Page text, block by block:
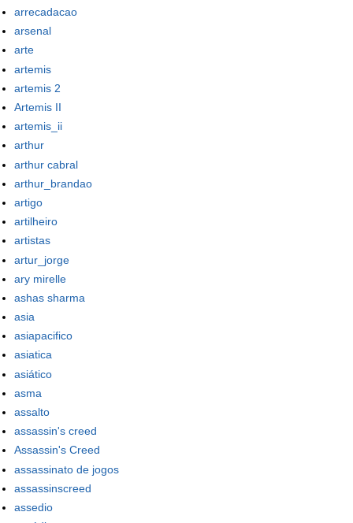
arrecadacao
arsenal
arte
artemis
artemis 2
Artemis II
artemis_ii
arthur
arthur cabral
arthur_brandao
artigo
artilheiro
artistas
artur_jorge
ary mirelle
ashas sharma
asia
asiapacifico
asiatica
asiático
asma
assalto
assassin's creed
Assassin's Creed
assassinato de jogos
assassinscreed
assedio